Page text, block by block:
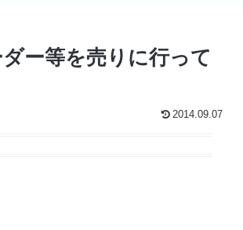
ー等を売りに行って
2014.09.07